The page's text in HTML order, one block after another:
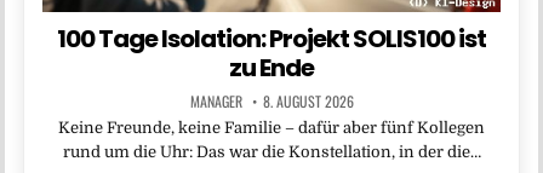
100 Tage Isolation: Projekt SOLIS100 ist
zu Ende
MANAGER 8. AUGUST 2026
Keine Freunde, keine Familie – dafür aber fünf Kollegen
rund um die Uhr: Das war die Konstellation, in der die…